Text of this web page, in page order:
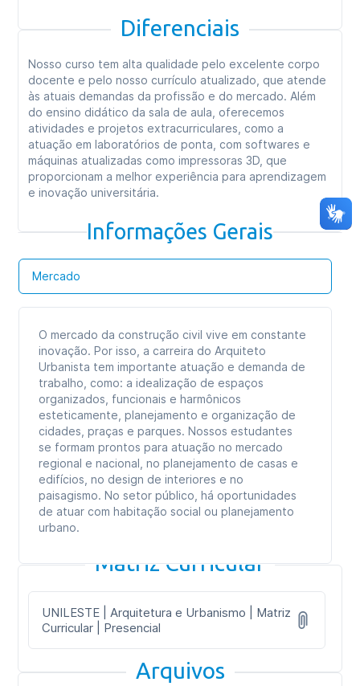
Diferenciais
Nosso curso tem alta qualidade pelo excelente corpo
docente e pelo nosso currículo atualizado, que atende
às atuais demandas da profissão e do mercado. Além
do ensino didático da sala de aula, oferecemos
atividades e projetos extracurriculares, como a
atuação em laboratórios de ponta, com softwares e
máquinas atualizadas como impressoras 3D, que
proporcionam a melhor experiência para aprendizagem
e inovação universitária.
Informações Gerais
Mercado
O mercado da construção civil vive em constante
inovação. Por isso, a carreira do Arquiteto
Urbanista tem importante atuação e demanda de
trabalho, como: a idealização de espaços
organizados, funcionais e harmônicos
esteticamente, planejamento e organização de
cidades, praças e parques. Nossos estudantes
se formam prontos para atuação no mercado
regional e nacional, no planejamento de casas e
edifícios, no design de interiores e no
paisagismo. No setor público, há oportunidades
de atuar com habitação social ou planejamento
urbano.
Matriz Curricular
UNILESTE | Arquitetura e Urbanismo | Matriz
Curricular | Presencial
Arquivos